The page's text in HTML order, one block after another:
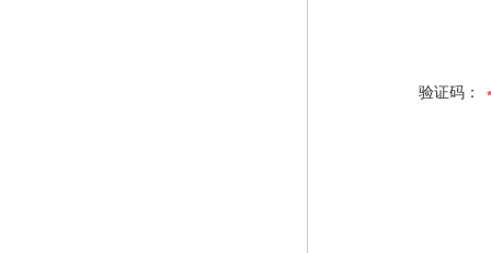
验证码：